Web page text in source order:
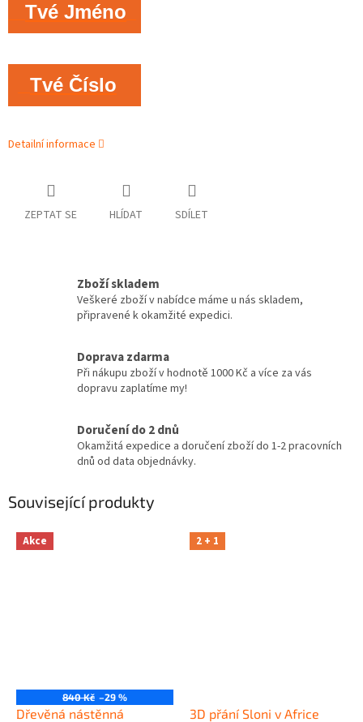
Tvé Jméno
Tvé Číslo
Detailní informace
ZEPTAT SE HLÍDAT SDÍLET
Zboží skladem
Veškeré zboží v nabídce máme u nás skladem,
připravené k okamžité expedici.
Doprava zdarma
Při nákupu zboží v hodnotě 1000 Kč a více za vás
dopravu zaplatíme my!
Doručení do 2 dnů
Okamžitá expedice a doručení zboží do 1-2 pracovních
dnů od data objednávky.
Související produkty
Akce
840 Kč –29 %
Dřevěná nástěnná
2 + 1
3D přání Sloni v Africe